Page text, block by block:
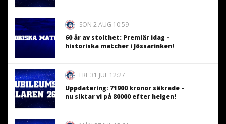
SÖN 2 AUG 10:59
60 år av stolthet: Premiär idag –
historiska matcher i Jössarinken!
FRE 31 JUL 12:27
Uppdatering: 71900 kronor säkrade –
nu siktar vi på 80000 efter helgen!